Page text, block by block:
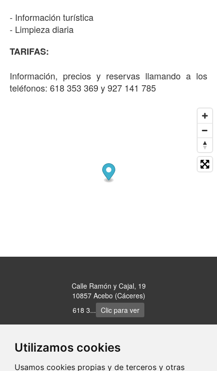
Utilizamos cookies
Usamos cookies propias y de terceros y otras
- Información turística
- Limpieza diaria
TARIFAS:
Información, precios y reservas llamando a los
teléfonos: 618 353 369 y 927 141 785
Calle Ramón y Cajal, 19
10857 Acebo (Cáceres)
618 3... Clic para ver